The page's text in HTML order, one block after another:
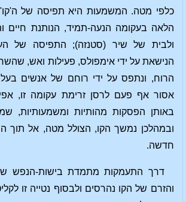
כלפי מטה. המשמעות היא תפיסה של
הלאה בעקומה הנעה-תמיד, הנותנת חיים
ולבית של שיר (סטנזה); התפיסה של
הנישאת על ידי אימפולס, פעילות ואש,
הרוח, ונתפס על ידי רוחם של אנשים
אסור אף פעם לרסן זרימת עקומה זו,
באותן הפסקות מהותיות ומשמעותיות,
ובמהלכן נמשך הקו, הצולל מטה, אל תוך
חדשה.
דרך התעמקות מתמדת בישות-הנפש
והזרם של הקו נהרסים ולבסוף נטייה זו